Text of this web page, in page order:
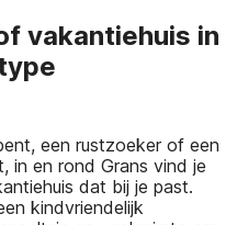
vakantiehuis in
een rustzoeker of een
in en rond Grans vind je
dat bij je past.
kindvriendelijk